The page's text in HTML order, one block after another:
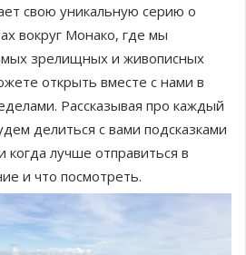
свою уникальную серию о
вокруг Монако, где мы
зрелищных и живописных
открыть вместе с нами в
Рассказывая про каждый
делиться с вами подсказками
когда лучше отправиться в
и что посмотреть.